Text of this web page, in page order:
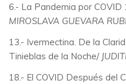
6.- La Pandemia por
MIROSLAVA GUEVARA
13.- Ivermectina. De la
Tinieblas de la Noche/
18.- El COVID Después del